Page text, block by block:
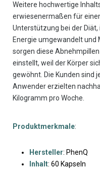
Weitere hochwertige
erwiesenermaßen für
Unterstützung bei der
Energie umgewandelt
sorgen diese
einstellt, weil der Körper
gewöhnt. Die Kunden sind
Anwender erzielten
Kilogramm pro Woche.
Produktmerkmale:
Hersteller: PhenQ
Inhalt: 60 Kapseln